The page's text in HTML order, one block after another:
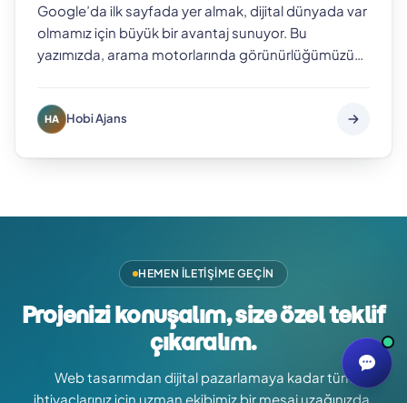
Google’da ilk sayfada yer almak, dijital dünyada var
olmamız için büyük bir avantaj sunuyor. Bu
yazımızda, arama motorlarında görünürlüğümüzü
HA Hobi Ajans
HEMEN İLETIŞIME GEÇIN
Projenizi konuşalım, size özel teklif
çıkaralım.
Web tasarımdan dijital pazarlamaya kadar tüm
ihtiyaçlarınız için uzman ekibimiz bir mesaj uzağınızda.